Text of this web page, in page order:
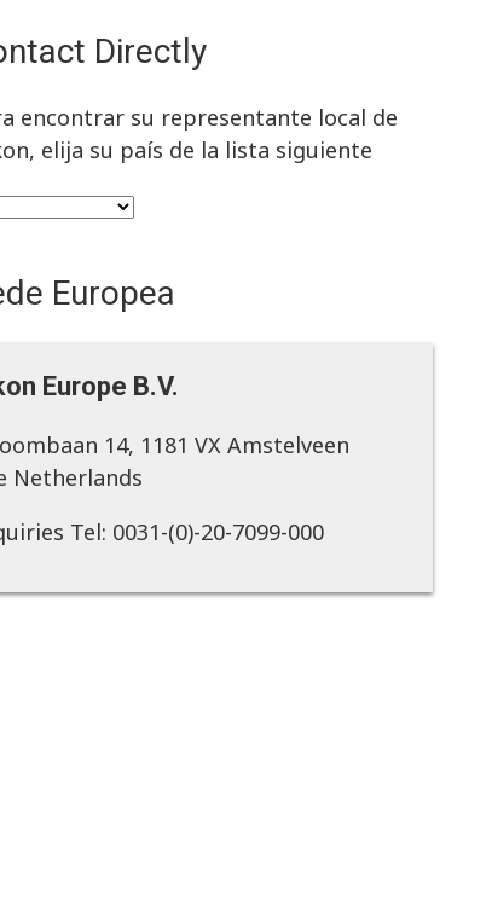
Directly
encontrar su representante local de
elija su país de la lista siguiente
Europea
Europe B.V.
14, 1181 VX Amstelveen
Netherlands
Tel: 0031-(0)-20-7099-000